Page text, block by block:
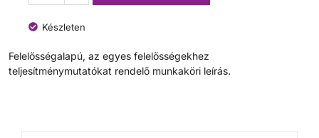
Készleten
Felelősségalapú, az egyes felelősségekhez
teljesítménymutatókat rendelő munkaköri leírás.